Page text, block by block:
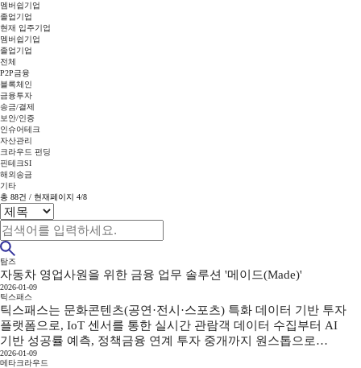
멤버쉽기업
졸업기업
현재 입주기업
멤버쉽기업
졸업기업
전체
P2P금융
블록체인
금융투자
송금/결제
보안/인증
인슈어테크
자산관리
크라우드 펀딩
핀테크SI
해외송금
기타
총 88건 / 현재페이지 4/8
탐즈
자동차 영업사원을 위한 금융 업무 솔루션 '메이드(Made)'
2026-01-09
틱스패스
틱스패스는 문화콘텐츠(공연·전시·스포츠) 특화 데이터 기반 투자
플랫폼으로, IoT 센서를 통한 실시간 관람객 데이터 수집부터 AI
기반 성공률 예측, 정책금융 연계 투자 중개까지 원스톱으로
제공하는 종합 핀테크 솔루션
2026-01-09
메타크라우드